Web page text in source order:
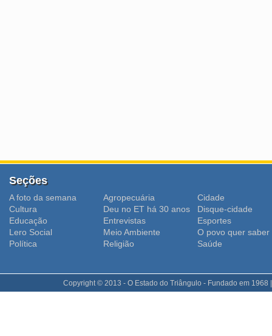
Seções
A foto da semana Agropecuária
Cidade
Cultura
Deu no ET há 30 anos
Disque-cidade
Educação
Entrevistas
Esportes
Lero Social
Meio Ambiente
O povo quer saber
Polí­tica
Religião Saúde
Copyright © 2013 - O Estado do Triângulo - Fundado em